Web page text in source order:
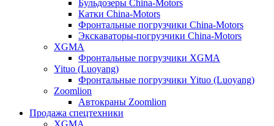
Бульдозеры China-Motors
Катки China-Motors
Фронтальные погрузчики China-Motors
Экскаваторы-погрузчики China-Motors
XGMA
Фронтальные погрузчики XGMA
Yituo (Luoyang)
Фронтальные погрузчики Yituo (Luoyang)
Zoomlion
Автокраны Zoomlion
Продажа спецтехники
XGMA